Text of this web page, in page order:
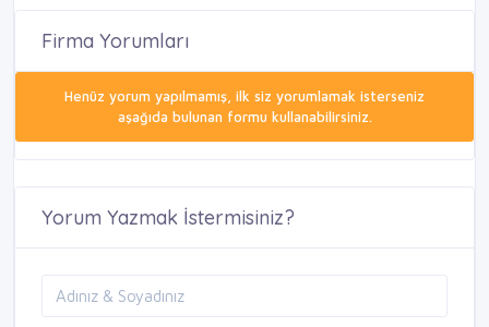
Firma Yorumları
Henüz yorum yapılmamış, ilk siz yorumlamak isterseniz
aşağıda bulunan formu kullanabilirsiniz.
Yorum Yazmak İstermisiniz?